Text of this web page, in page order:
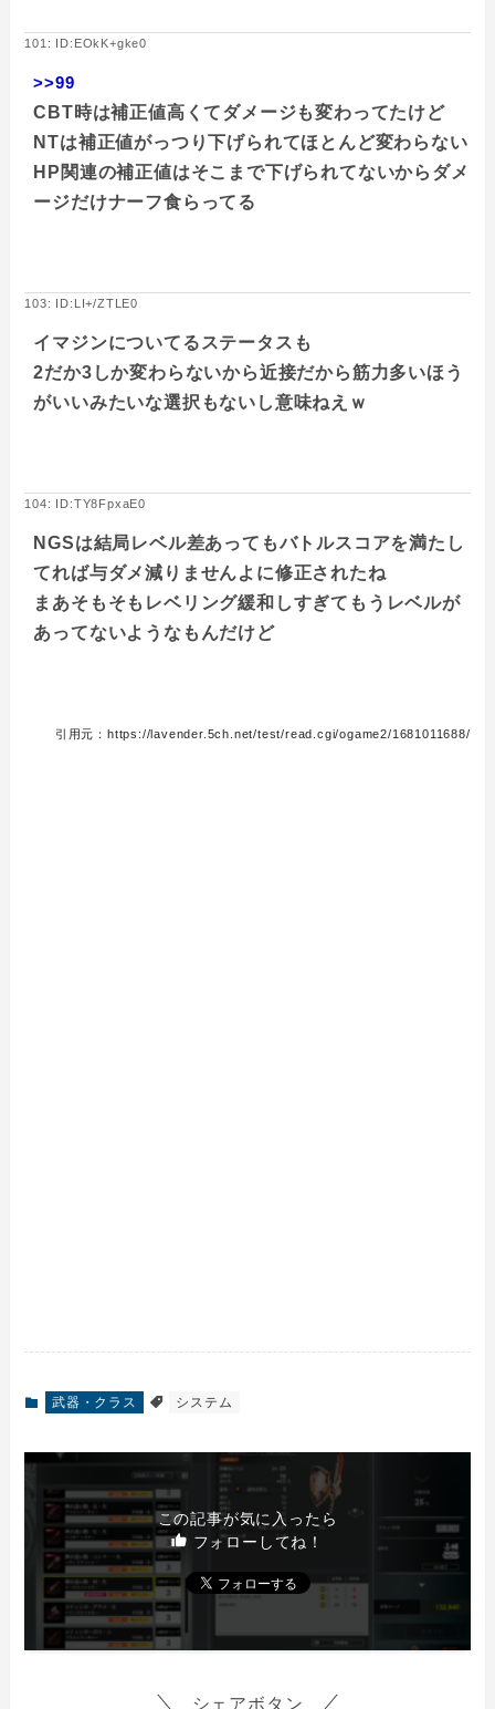
101: ID:EOkK+gke0
>>99
CBT時は補正値高くてダメージも変わってたけど
NTは補正値がっつり下げられてほとんど変わらない
HP関連の補正値はそこまで下げられてないからダメ
ージだけナーフ食らってる
103: ID:LI+/ZTLE0
イマジンについてるステータスも
2だか3しか変わらないから近接だから筋力多いほう
がいいみたいな選択もないし意味ねえｗ
104: ID:TY8FpxaE0
NGSは結局レベル差あってもバトルスコアを満たし
てれば与ダメ減りませんよに修正されたね
まあそもそもレベリング緩和しすぎてもうレベルが
あってないようなもんだけど
引用元：https://lavender.5ch.net/test/read.cgi/ogame2/1681011688/
武器・クラス システム
この記事が気に入ったら
フォローしてね！
シェアボタン